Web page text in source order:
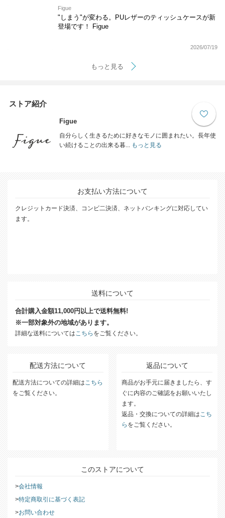
Figue
"しまう"が変わる。PUレザーのティッシュケースが新
登場です！ Figue
2026/07/19
もっと見る
ストア紹介
Figue
自分らしく生きるために好きなモノに囲まれたい。長年使
い続けることの出来る暮...もっと見る
お支払い方法について
クレジットカード決済、コンビ二決済、ネットバンキングに対応してい
ます。
送料について
合計購入金額11,000円以上で送料無料!
※一部対象外の地域があります。
詳細な送料についてはこちら をご覧ください。
配送方法について
配送方法についての詳細はこちら
をご覧ください。
返品について
商品がお手元に届きましたら、す
ぐに内容のご確認をお願いいたし
ます。
返品・交換についての詳細はこち
ら をご覧ください。
このストアについて
会社情報
特定商取引に基づく表記
お問い合わせ